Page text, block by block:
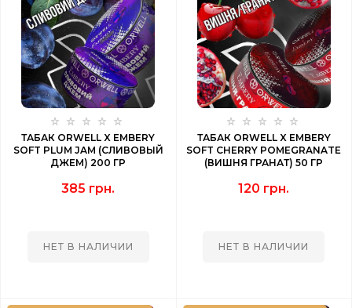
ТАБАК ORWELL X EMBERY
SOFT PLUM JAM (СЛИВОВЫЙ
ДЖЕМ) 200 ГР
385 грн.
НЕТ В НАЛИЧИИ
ТАБАК ORWELL X EMBERY
SOFT CHERRY POMEGRANATE
(ВИШНЯ ГРАНАТ) 50 ГР
120 грн.
НЕТ В НАЛИЧИИ